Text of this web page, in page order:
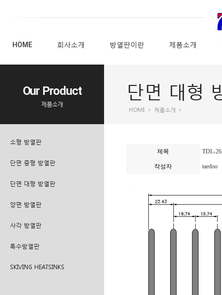
HOME 회사소개 방열판이란 제품소개
Our Product
제품소개
소형 방열판
단면 중형 방열판
단면 대형 방열판
양면 방열판
사각 방열판
특수방열판
SKIVING HEATSINKS
단면 대형
HOME > 제품소개 >
제목 TDL-
작성자 taedoo